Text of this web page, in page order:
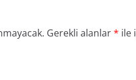
Gerekli alanlar* ile